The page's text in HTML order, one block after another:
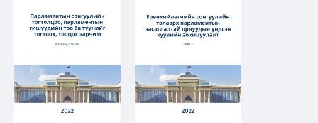
систем: олон
улсын туршлага